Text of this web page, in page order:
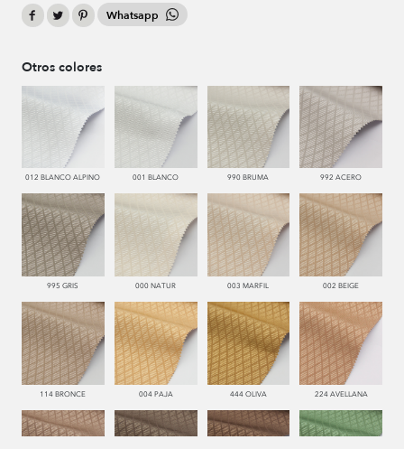
Whatsapp
Otros colores
012 BLANCO ALPINO 001 BLANCO 990 BRUMA 992 ACERO
995 GRIS 000 NATUR 003 MARFIL 002 BEIGE
114 BRONCE 004 PAJA 444 OLIVA 224 AVELLANA